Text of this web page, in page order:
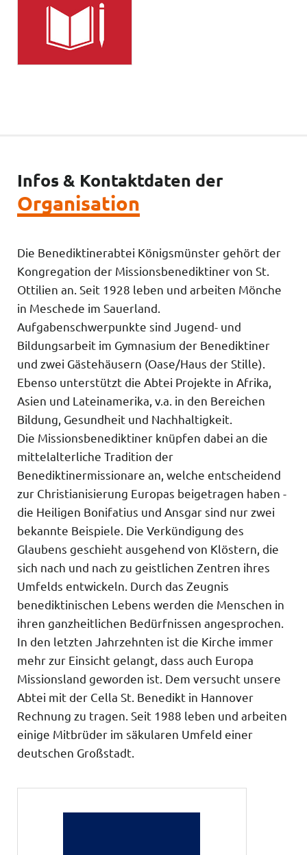
Infos & Kontaktdaten der
Organisation
Die Benediktinerabtei Königsmünster gehört der
Kongregation der Missionsbenediktiner von St.
Ottilien an. Seit 1928 leben und arbeiten Mönche
in Meschede im Sauerland.
Aufgabenschwerpunkte sind Jugend- und
Bildungsarbeit im Gymnasium der Benediktiner
und zwei Gästehäusern (Oase/Haus der Stille).
Ebenso unterstützt die Abtei Projekte in Afrika,
Asien und Lateinamerika, v.a. in den Bereichen
Bildung, Gesundheit und Nachhaltigkeit.
Die Missionsbenediktiner knüpfen dabei an die
mittelalterliche Tradition der
Benediktinermissionare an, welche entscheidend
zur Christianisierung Europas beigetragen haben -
die Heiligen Bonifatius und Ansgar sind nur zwei
bekannte Beispiele. Die Verkündigung des
Glaubens geschieht ausgehend von Klöstern, die
sich nach und nach zu geistlichen Zentren ihres
Umfelds entwickeln. Durch das Zeugnis
benediktinischen Lebens werden die Menschen in
ihren ganzheitlichen Bedürfnissen angesprochen.
In den letzten Jahrzehnten ist die Kirche immer
mehr zur Einsicht gelangt, dass auch Europa
Missionsland geworden ist. Dem versucht unsere
Abtei mit der Cella St. Benedikt in Hannover
Rechnung zu tragen. Seit 1988 leben und arbeiten
einige Mitbrüder im säkularen Umfeld einer
deutschen Großstadt.